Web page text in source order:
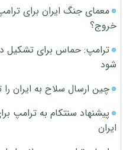
معمای جنگ ایران برای
خروج؟
ترامپ: حماس برای تشکیل
شود
چین ارسال سلاح به ایران
پیشنهاد سنتکام به ترامپ
ایران